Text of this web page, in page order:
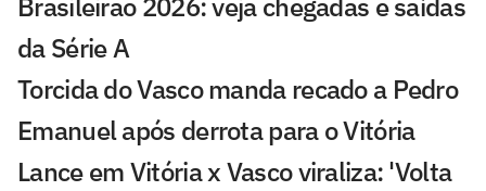
da Série A
Torcida do Vasco manda recado a Pedro
Emanuel após derrota para o Vitória
Lance em Vitória x Vasco viraliza: 'Volta